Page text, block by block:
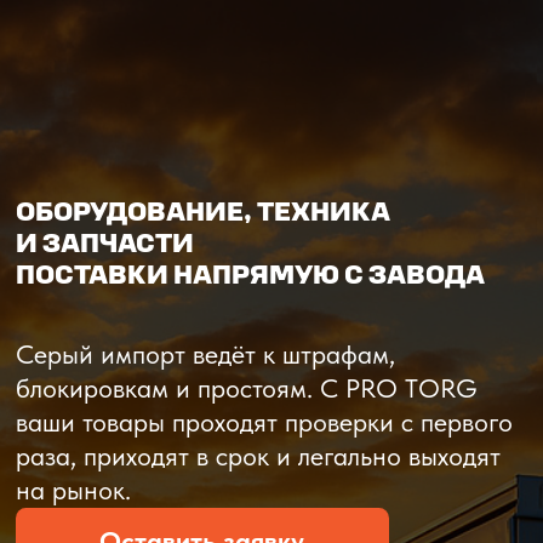
Рассчитать стоимость
Рассчитать стоимость
Серый импорт ведёт к штрафам,
блокировкам и простоям. C PRO TORG
ваши товары проходят проверки с первого
раза, приходят в срок и легально выходят
на рынок.
Оставить заявку